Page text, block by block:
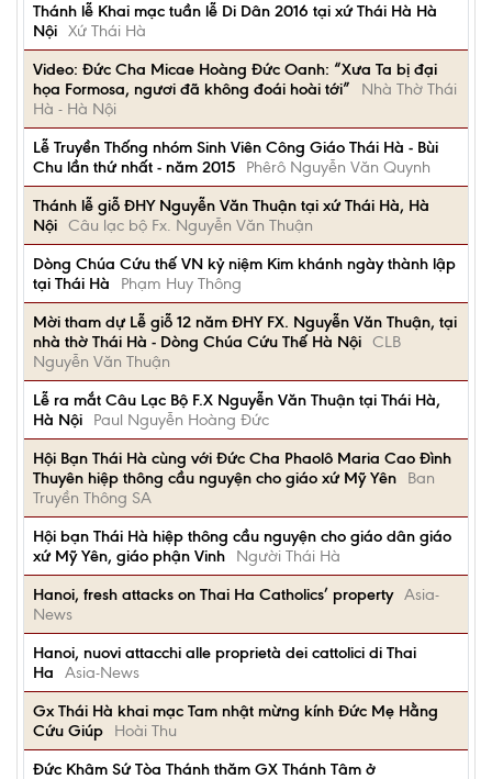
Thánh lễ Khai mạc tuần lễ Di Dân 2016 tại xứ Thái Hà Hà
Nội Xứ Thái Hà
Video: Đức Cha Micae Hoàng Đức Oanh: “Xưa Ta bị đại
họa Formosa, ngươi đã không đoái hoài tới”
Nhà Thờ Thái
Hà - Hà Nội
Lễ Truyền Thống nhóm Sinh Viên Công Giáo Thái Hà - Bùi
Chu lần thứ nhất - năm 2015
Phêrô Nguyễn Văn Quynh
Thánh lễ giỗ ĐHY Nguyễn Văn Thuận tại xứ Thái Hà, Hà
Nội Câu lạc bộ Fx. Nguyễn Văn Thuận
Dòng Chúa Cứu thế VN kỷ niệm Kim khánh ngày thành lập
tại Thái Hà
Phạm Huy Thông
Mời tham dự Lễ giỗ 12 năm ĐHY FX. Nguyễn Văn Thuận, tại
nhà thờ Thái Hà - Dòng Chúa Cứu Thế Hà Nội CLB
Nguyễn Văn Thuận
Lễ ra mắt Câu Lạc Bộ F.X Nguyễn Văn Thuận tại Thái Hà,
Hà Nội
Paul Nguyễn Hoàng Đức
Hội Bạn Thái Hà cùng với Đức Cha Phaolô Maria Cao Đình
Thuyên hiệp thông cầu nguyện cho giáo xứ Mỹ Yên
Ban
Truyền Thông SA
Hội bạn Thái Hà hiệp thông cầu nguyện cho giáo dân giáo
xứ Mỹ Yên, giáo phận Vinh
Người Thái Hà
Hanoi, fresh attacks on Thai Ha Catholics’ property Asia-
News
Hanoi, nuovi attacchi alle proprietà dei cattolici di Thai
Ha
Asia-News
Gx Thái Hà khai mạc Tam nhật mừng kính Đức Mẹ Hằng
Cứu Giúp
Hoài Thu
Đức Khâm Sứ Tòa Thánh thăm GX Thánh Tâm ở